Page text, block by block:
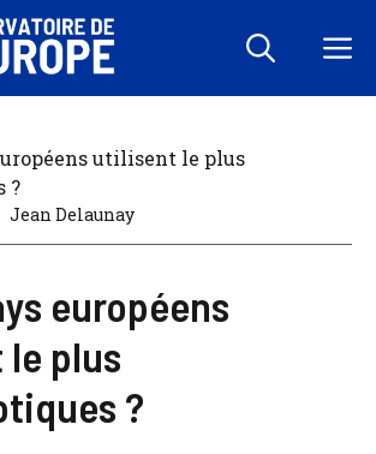
Jean Delaunay
européens
plus
?